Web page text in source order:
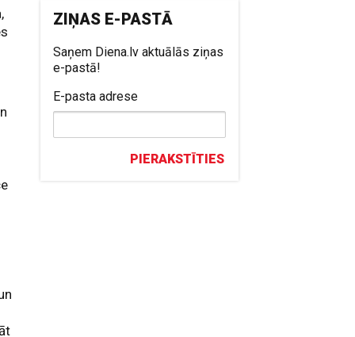
ZIŅAS E-PASTĀ
Saņem Diena.lv aktuālās ziņas
e-pastā!
E-pasta adrese
PIERAKSTĪTIES